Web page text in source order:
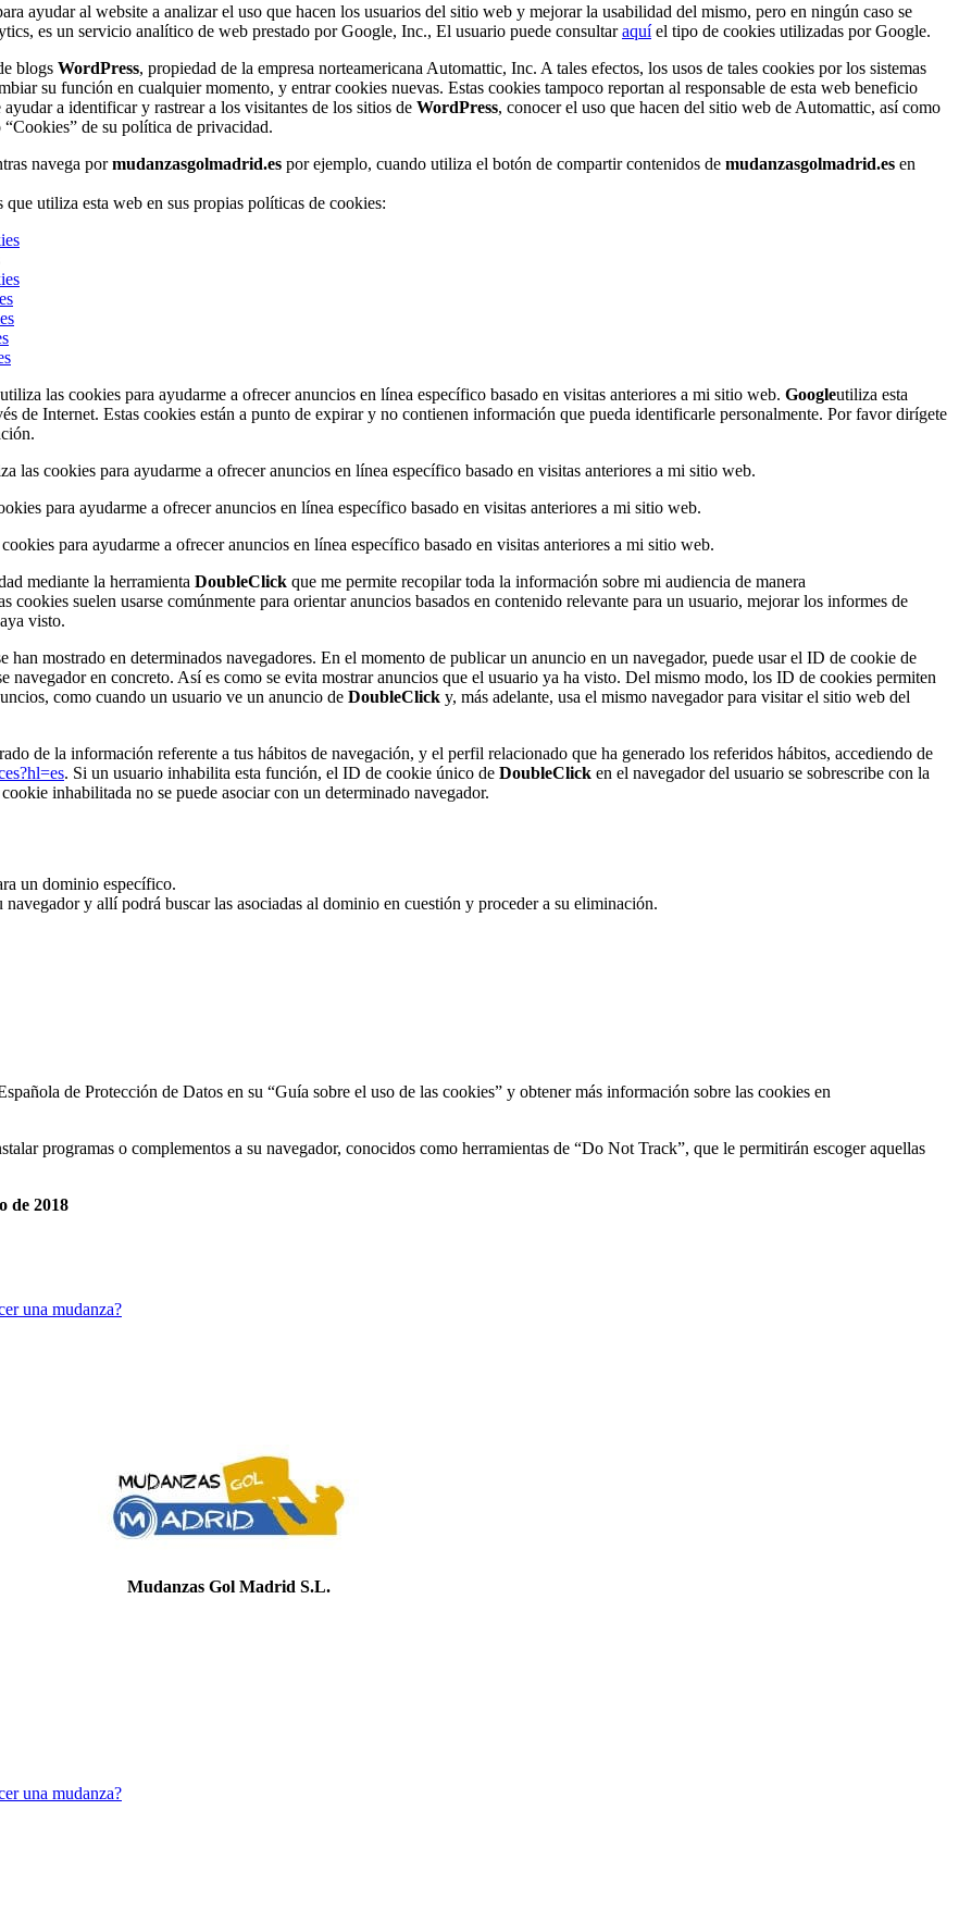
ayudar al website a analizar el uso que hacen los usuarios del sitio web y mejorar la usabilidad del mismo, pero en ningún caso se
es un servicio analítico de web prestado por Google, Inc., El usuario puede consultaraquíel tipo de cookies utilizadas por Google.
blogs WordPress, propiedad de la empresa norteamericana Automattic, Inc. A tales efectos, los usos de tales cookies por los sistemas
su función en cualquier momento, y entrar cookies nuevas. Estas cookies tampoco reportan al responsable de esta web beneficio
a identificar y rastrear a los visitantes de los sitios de WordPress, conocer el uso que hacen del sitio web de Automattic, así como
de su política de privacidad.
navega pormudanzasgolmadrid.es por ejemplo, cuando utiliza el botón de compartir contenidos de mudanzasgolmadrid.es en
utiliza esta web en sus propias políticas de cookies:
las cookies para ayudarme a ofrecer anuncios en línea específico basado en visitas anteriores a mi sitio web. Googleutiliza esta
de Internet. Estas cookies están a punto de expirar y no contienen información que pueda identificarle personalmente. Por favor dirígete
las cookies para ayudarme a ofrecer anuncios en línea específico basado en visitas anteriores a mi sitio web.
para ayudarme a ofrecer anuncios en línea específico basado en visitas anteriores a mi sitio web.
para ayudarme a ofrecer anuncios en línea específico basado en visitas anteriores a mi sitio web.
mediante la herramienta DoubleClick que me permite recopilar toda la información sobre mi audiencia de manera
cookies suelen usarse comúnmente para orientar anuncios basados en contenido relevante para un usuario, mejorar los informes de
visto.
han mostrado en determinados navegadores. En el momento de publicar un anuncio en un navegador, puede usar el ID de cookie de
navegador en concreto. Así es como se evita mostrar anuncios que el usuario ya ha visto. Del mismo modo, los ID de cookies permiten
como cuando un usuario ve un anuncio de DoubleClick y, más adelante, usa el mismo navegador para visitar el sitio web del
de la información referente a tus hábitos de navegación, y el perfil relacionado que ha generado los referidos hábitos, accediendo de
. Si un usuario inhabilita esta función, el ID de cookie único de DoubleClick en el navegador del usuario se sobrescribe con la
inhabilitada no se puede asociar con un determinado navegador.
un dominio específico.
y allí podrá buscar las asociadas al dominio en cuestión y proceder a su eliminación.
de Protección de Datos en su “Guía sobre el uso de las cookies” y obtener más información sobre las cookies en
programas o complementos a su navegador, conocidos como herramientas de “Do Not Track”, que le permitirán escoger aquellas
de 2018
una mudanza?
Mudanzas Gol Madrid S.L.
una mudanza?